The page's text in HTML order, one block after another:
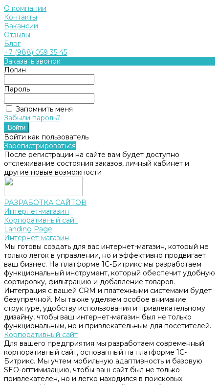
О компании
Контакты
Вакансии
Отзывы
Блог
+7 (988) 059 35 45
Заказать звонок
Логин
Пароль
Запомнить меня
Забыли пароль?
Войти как пользователь
Зарегистрироваться
После регистрации на сайте вам будет доступно
отслеживание состояния заказов, личный кабинет и
другие новые возможности
РАЗРАБОТКА САЙТОВ
Интернет-магазин
Корпоративный сайт
Landing Page
Интернет-магазин
Мы готовы создать для вас интернет-магазин, который не
только легок в управлении, но и эффективно продвигает
ваш бизнес. На платформе 1С-Битрикс мы разработаем
функциональный инструмент, который обеспечит удобную
сортировку, фильтрацию и добавление товаров.
Интеграция с вашей CRM и платежными системами будет
безупречной. Мы также уделяем особое внимание
структуре, удобству использования и привлекательному
дизайну, чтобы ваш интернет-магазин был не только
функциональным, но и привлекательным для посетителей.
Корпоративный сайт
Для вашего предприятия мы разработаем современный
корпоративный сайт, основанный на платформе 1С-
Битрикс. Мы учтем мобильную адаптивность и базовую
SEO-оптимизацию, чтобы ваш сайт был не только
привлекателен, но и легко находился в поисковых